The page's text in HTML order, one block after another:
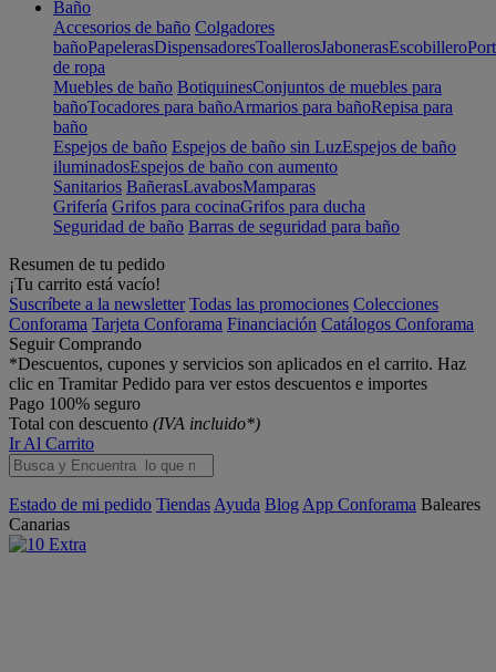
Baño
Accesorios de baño Colgadores
bañoPapelerasDispensadoresToallerosJabonerasEscobillero
de ropa
Muebles de baño BotiquinesConjuntos de muebles para
bañoTocadores para bañoArmarios para bañoRepisa para
baño
Espejos de baño Espejos de baño sin LuzEspejos de baño
iluminadosEspejos de baño con aumento
Sanitarios BañerasLavabosMamparas
Grifería Grifos para cocinaGrifos para ducha
Seguridad de baño Barras de seguridad para baño
Resumen de tu pedido
¡Tu carrito está vacío!
Suscríbete a la newsletter Todas las promociones Colecciones
Conforama Tarjeta Conforama Financiación Catálogos Conforama
Seguir Comprando
*Descuentos, cupones y servicios son aplicados en el carrito. Haz
clic en Tramitar Pedido para ver estos descuentos e importes
Pago 100% seguro
Total con descuento (IVA incluido*)
Ir Al Carrito
Estado de mi pedido Tiendas Ayuda Blog App Conforama Baleares
Canarias